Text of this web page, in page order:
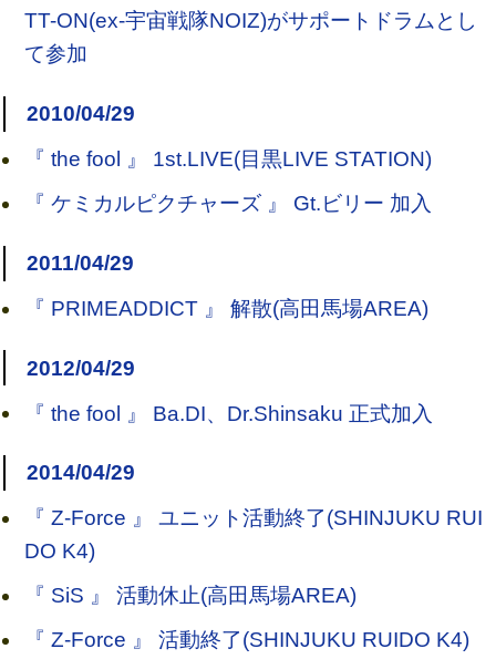
TT-ON(ex-宇宙戦隊NOIZ)がサポートドラムとし
て参加
2010/04/29
『 the fool 』 1st.LIVE(目黒LIVE STATION)
『 ケミカルピクチャーズ 』 Gt.ビリー 加入
2011/04/29
『 PRIMEADDICT 』 解散(高田馬場AREA)
2012/04/29
『 the fool 』 Ba.DI、Dr.Shinsaku 正式加入
2014/04/29
『 Z-Force 』 ユニット活動終了(SHINJUKU RUI
DO K4)
『 SiS 』 活動休止(高田馬場AREA)
『 Z-Force 』 活動終了(SHINJUKU RUIDO K4)